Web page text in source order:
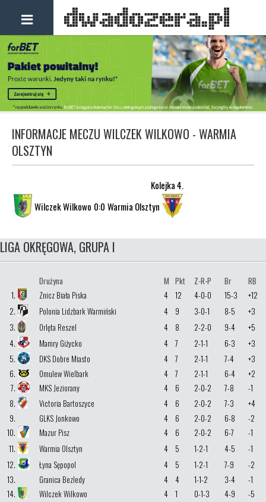
INFORMACJE MECZU WILCZEK WILKOWO - WARMIA
OLSZTYN
Kolejka 4.
Wilczek Wilkowo 0:0 Warmia Olsztyn
LIGA OKRĘGOWA, GRUPA I
Drużyna M Pkt Z-R-P Br
RB
1.
Znicz Biała Piska 4 12 4-0-0 15-3
+12
2.
Polonia Lidzbark Warmiński 4 9 3-0-1 8-5
+3
3.
Orlęta Reszel 4 8 2-2-0 9-4
+5
4.
Mamry Giżycko 4 7 2-1-1 6-3
+3
5.
DKS Dobre Miasto 4 7 2-1-1 7-4
+3
6.
Omulew Wielbark 4 7 2-1-1 6-4
+2
7.
MKS Jeziorany 4 6 2-0-2 7-8
-1
8.
Victoria Bartoszyce 4 6 2-0-2 7-3
+4
9.
GLKS Jonkowo 4 6 2-0-2 6-8
-2
10.
Mazur Pisz 4 6 2-0-2 6-7
-1
11.
Warmia Olsztyn 4 5 1-2-1 4-5
-1
12.
Łyna Sępopol 4 5 1-2-1 7-9
-2
13.
Granica Bezledy 4 4 1-1-2 3-4
-1
14.
Wilczek Wilkowo 4 1 0-1-3 4-9
-5